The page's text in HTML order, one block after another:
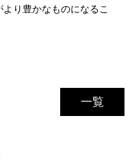
り豊かなものになるこ
一覧